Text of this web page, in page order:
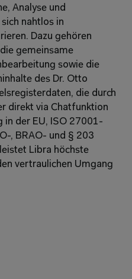
Analyse und
nahtlos in
Dazu gehören
gemeinsame
sowie die
des Dr. Otto
die durch
direkt via Chatfunktion
der EU, ISO 27001-
, BRAO- und § 203
Libra höchste
vertraulichen Umgang